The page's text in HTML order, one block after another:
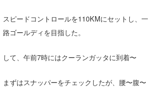
スピードコントロールを110KMにセットし、一
路ゴールディを目指した。
して、午前7時にはクーランガッタに到着〜
まずはスナッパーをチェックしたが、腰〜腹〜
CBA Films
熊谷素子
田原啓江
植村未来
NOBUFUKU
chan-U
ECE
G◎Da